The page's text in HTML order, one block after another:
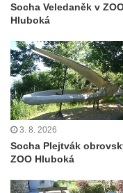
a 30. výročí
Hrobčicích
Sochy „Klaun a
Hrobčic
Socha svatého
Mirošovicích
Socha vodníka u
Mirošovicích
Socha býka před
Socha Veledaněk v
Hluboká
3. 8. 2026
Socha Plejtvák
ZOO Hluboká